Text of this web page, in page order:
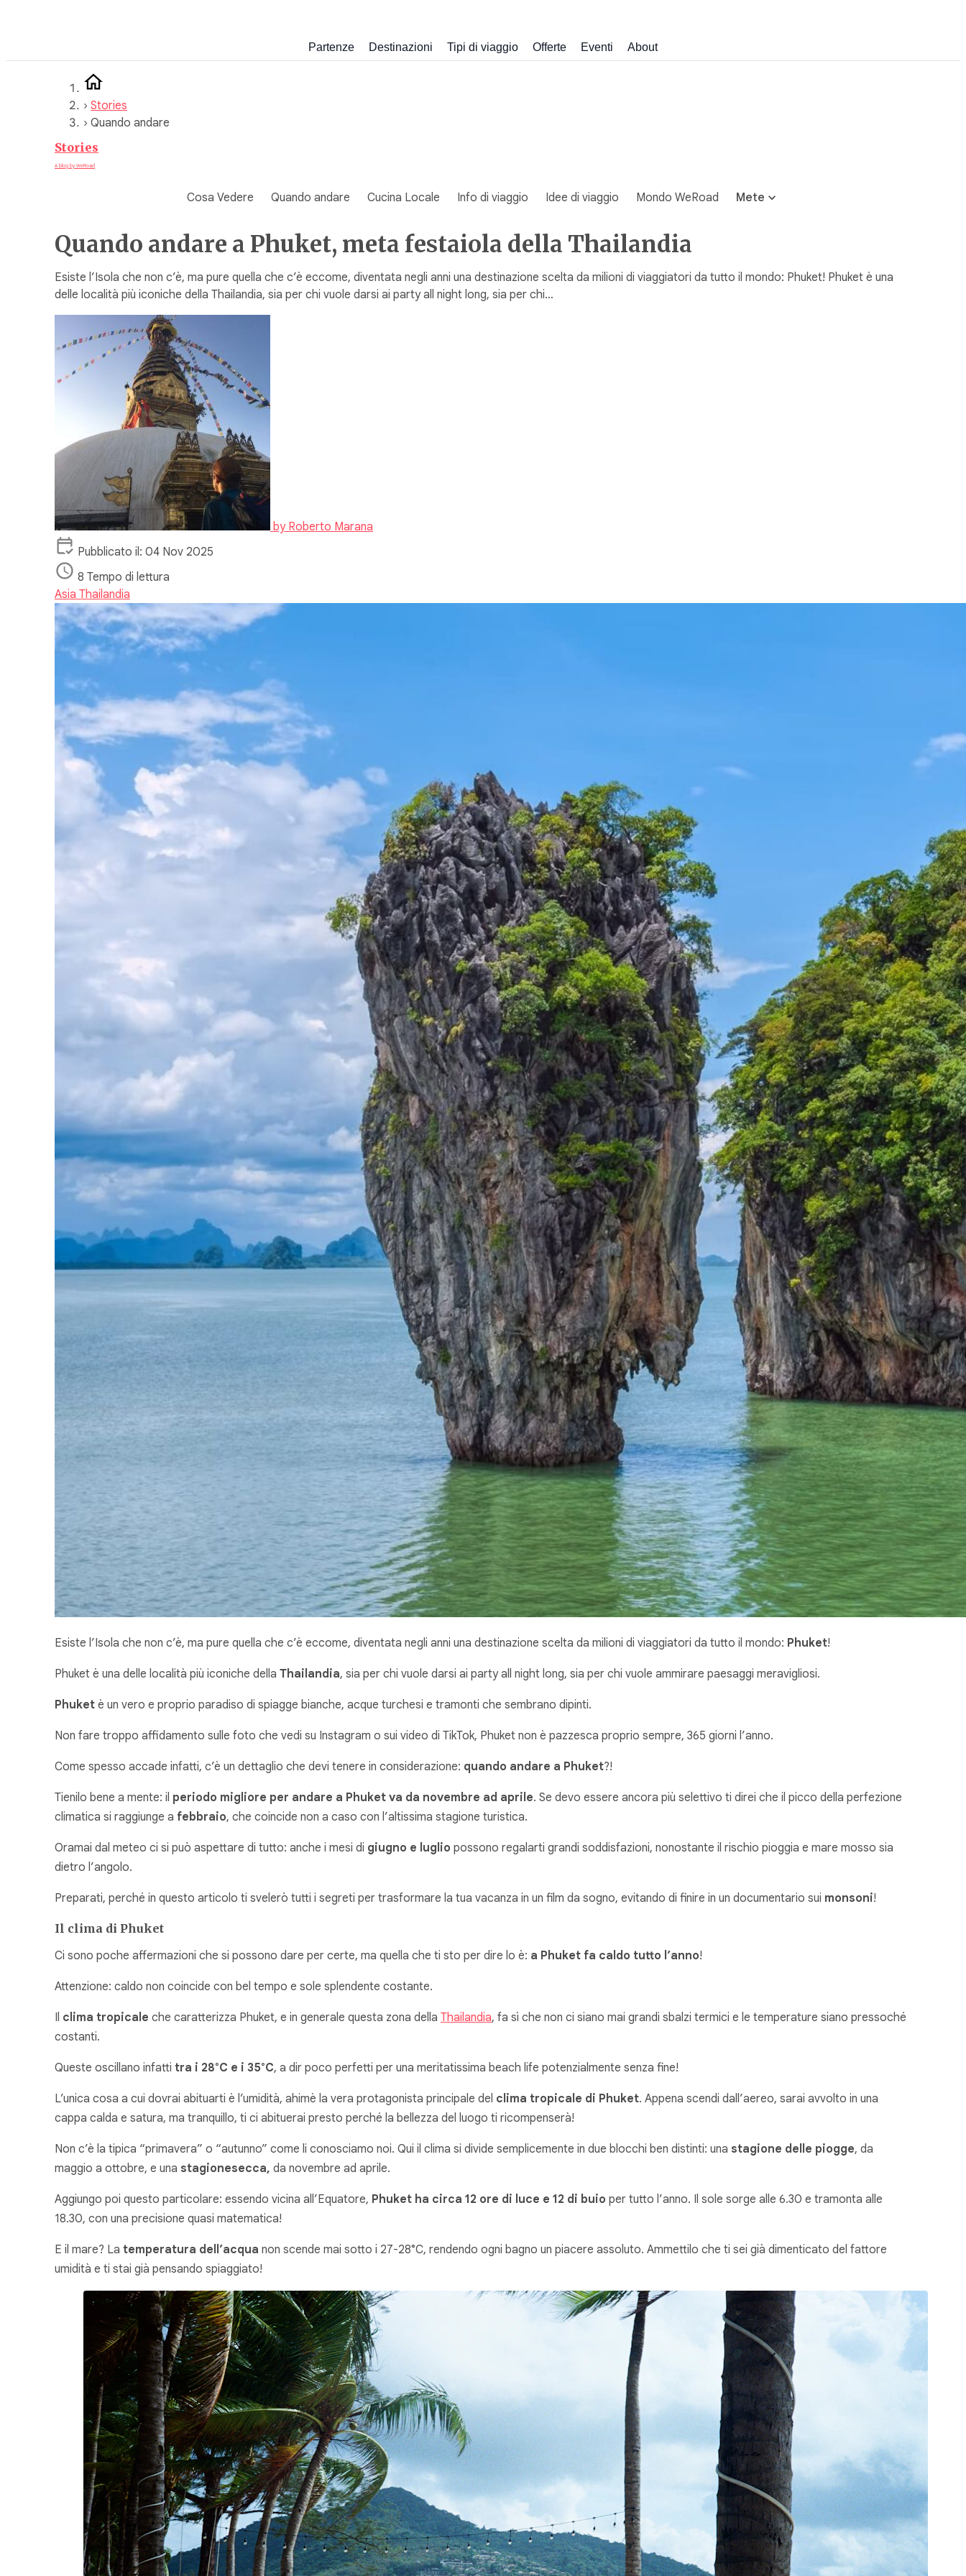
Partenze Destinazioni Tipi di viaggio Offerte Eventi About
› Stories
› Quando andare
Stories
A blog by WeRoad
Cosa Vedere Quando andare Cucina Locale Info di viaggio Idee di viaggio Mondo WeRoad Mete
Quando andare a Phuket, meta festaiola della Thailandia
Esiste l’Isola che non c’è, ma pure quella che c’è eccome, diventata negli anni una destinazione scelta da milioni di viaggiatori da tutto il mondo: Phuket! Phuket è una
delle località più iconiche della Thailandia, sia per chi vuole darsi ai party all night long, sia per chi…
by Roberto Marana
Pubblicato il: 04 Nov 2025
8 Tempo di lettura
Asia Thailandia
Esiste l’Isola che non c’è, ma pure quella che c’è eccome, diventata negli anni una destinazione scelta da milioni di viaggiatori da tutto il mondo: Phuket!
Phuket è una delle località più iconiche della Thailandia, sia per chi vuole darsi ai party all night long, sia per chi vuole ammirare paesaggi meravigliosi.
Phuket è un vero e proprio paradiso di spiagge bianche, acque turchesi e tramonti che sembrano dipinti.
Non fare troppo affidamento sulle foto che vedi su Instagram o sui video di TikTok, Phuket non è pazzesca proprio sempre, 365 giorni l’anno.
Come spesso accade infatti, c’è un dettaglio che devi tenere in considerazione: quando andare a Phuket?!
Tienilo bene a mente: il periodo migliore per andare a Phuket va da novembre ad aprile. Se devo essere ancora più selettivo ti direi che il picco della perfezione
climatica si raggiunge a febbraio, che coincide non a caso con l’altissima stagione turistica.
Oramai dal meteo ci si può aspettare di tutto: anche i mesi di giugno e luglio possono regalarti grandi soddisfazioni, nonostante il rischio pioggia e mare mosso sia
dietro l’angolo.
Preparati, perché in questo articolo ti svelerò tutti i segreti per trasformare la tua vacanza in un film da sogno, evitando di finire in un documentario sui monsoni!
Il clima di Phuket
Ci sono poche affermazioni che si possono dare per certe, ma quella che ti sto per dire lo è: a Phuket fa caldo tutto l’anno!
Attenzione: caldo non coincide con bel tempo e sole splendente costante.
Il clima tropicale che caratterizza Phuket, e in generale questa zona della Thailandia, fa sì che non ci siano mai grandi sbalzi termici e le temperature siano pressoché
costanti.
Queste oscillano infatti tra i 28°C e i 35°C, a dir poco perfetti per una meritatissima beach life potenzialmente senza fine!
L’unica cosa a cui dovrai abituarti è l’umidità, ahimè la vera protagonista principale del clima tropicale di Phuket. Appena scendi dall’aereo, sarai avvolto in una
cappa calda e satura, ma tranquillo, ti ci abituerai presto perché la bellezza del luogo ti ricompenserà!
Non c’è la tipica “primavera” o “autunno” come li conosciamo noi. Qui il clima si divide semplicemente in due blocchi ben distinti: una stagione delle piogge, da
maggio a ottobre, e una stagionesecca, da novembre ad aprile.
Aggiungo poi questo particolare: essendo vicina all’Equatore, Phuket ha circa 12 ore di luce e 12 di buio per tutto l’anno. Il sole sorge alle 6.30 e tramonta alle
18.30, con una precisione quasi matematica!
E il mare? La temperatura dell’acqua non scende mai sotto i 27-28°C, rendendo ogni bagno un piacere assoluto. Ammettilo che ti sei già dimenticato del fattore
umidità e ti stai già pensando spiaggiato!